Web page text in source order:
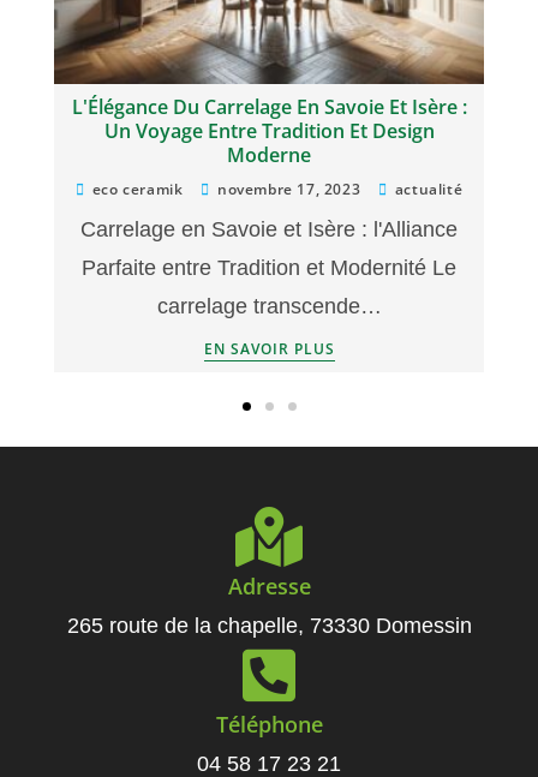
L'Élégance Du Carrelage En Savoie Et Isère :
Un Voyage Entre Tradition Et Design
Moderne
eco ceramik novembre 17, 2023 actualité
Carrelage en Savoie et Isère : l'Alliance
Parfaite entre Tradition et Modernité Le
carrelage transcende…
EN SAVOIR PLUS
Adresse
265 route de la chapelle, 73330 Domessin
Téléphone
04 58 17 23 21